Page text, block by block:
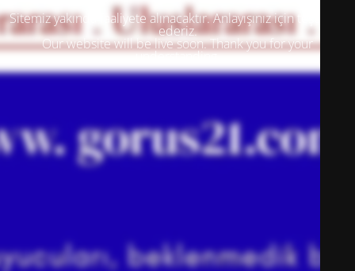
Sitemiz yakında faaliyete alınacaktır. Anlayışınız için teşekkür
ederiz.
Our website will be live soon. Thank you for your
understanding.